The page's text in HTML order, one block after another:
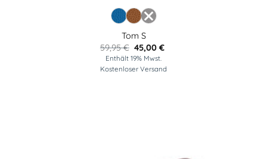
Tom S
59,95€ Ursprünglicher
Preis
war:
59,95 €
45,00€Aktueller
ist:
45,00 €.
Enthält 19% Mwst.
Kostenloser Versand